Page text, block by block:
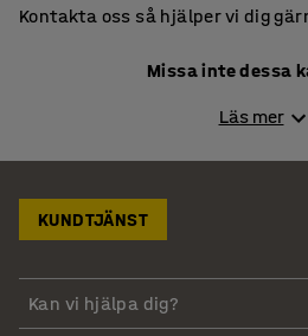
Kontakta oss så hjälper vi dig
Missa inte dessa
Lagerhyllor
Pirror &
Läs mer
KUNDTJÄNST
Kan vi hjälpa dig?